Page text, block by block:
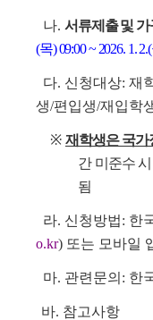
나. 서류제출 및
(목) 09:00 ~ 2026. 1.
다. 신청대상: 재
생/편입생/재입학
※ 재학생은 국가
간 미준수
됨
라. 신청방법: 한
o.kr) 또는 모바일
마. 관련문의: 한
바. 참고사항